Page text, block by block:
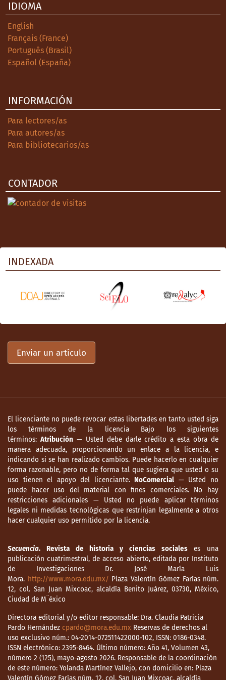
Autónoma de México.
Cornejo, J. (2018). Discriminación y violencia
en el sistema escolar: estrategias de
prevención, manejo y combate. Revista
Brasileira de Educao, 23(72), 1-24.
Corral, M. (2018). La violencia como práctica
cotidiana. El caso de las juventudes LGBTI y
su relación con las instituciones de
Derechos Humanos en México. En R. Forcada
y A. Winton (Coords.), Diversidad sexual,
Nacional de los Derechos Humanos.
sidad-sexual-discriminacion-y-violencia-
reproducción. Última Década, 20(36), 99-
https://ultimadecada.uchile.cl/index.php/
UD/issue/view/5318
Estefan, S. (2013). Discriminación estatal de
a los derechos humanos en Latinoamérica.
Revista Sociedad y Economía, 1(25), 183-
Estrada Montoya, J., y García Becerra, A.
(2010). Reconfiguraciones de género y
vulnerabilidad al VIH / Sida en mujeres
transgénero en Colombia. Gerencia, 9(18),
90-109.
https://revistas.javeriana.edu.co/index.php
/gerepolsal/article/view/2636
Fernández, M., Guerra, P., Concha, V., Neir, M.,
personas con disforia de género. Ciencias
Psicológicas, 13(2), 185-196.
https://www.redalyc.org/journal/4595/4595
61487003/459561487003.pdf
Fleaury, S., Bicudo, V., y Rangel, G. (2013).
Reacciones a la violencia institucional:
estrategias de los pacientes frente al
contraderecho a la salud en Brasil. Salud
Colectiva, 1(9), 11-26.
https://www.scielosp.org/article/scol/2013.v
9n1/11-25/es/
IDIOMA
English
Français (France)
Português (Brasil)
Español (España)
INFORMACIÓN
Para lectores/as
Para autores/as
Para bibliotecarios/as
CONTADOR
INDEXADA
Enviar un artículo
El licenciante no puede revocar estas libertades en tanto usted siga
los términos de la licencia Bajo los siguientes
términos: Atribución — Usted debe darle crédito a esta obra de
manera adecuada, proporcionando un enlace a la licencia, e
indicando si se han realizado cambios. Puede hacerlo en cualquier
forma razonable, pero no de forma tal que sugiera que usted o su
uso tienen el apoyo del licenciante.NoComercial — Usted no
puede hacer uso del material con fines comerciales. No hay
restricciones adicionales — Usted no puede aplicar términos
legales ni medidas tecnológicas que restrinjan legalmente a otros
hacer cualquier uso permitido por la licencia.
Secuencia. Revista de historia y ciencias socialeses una
publicación cuatrimestral, de acceso abierto, editada por Instituto
de Investigaciones Dr. José María Luis
Mora. http://www.mora.edu.mx/ Plaza Valentín Gómez Farías núm.
12, col. San Juan Mixcoac, alcaldía Benito Juárez, 03730, México,
Ciudad de M¨éxico
Directora editorial y/o editor responsable: Dra. Claudia Patricia
Pardo Hernández cpardo@mora.edu.mx Reservas de derechos al
uso exclusivo núm.: 04-2014-072511422000-102, ISSN: 0186-0348.
ISSN electrónico: 2395-8464. Último número: Año 41, Volumen 43,
número 2 (125), mayo-agosto 2026. Responsable de la coordinación
de este número: Yolanda Martínez Vallejo, con domicilio en: Plaza
Valentín Gómez Farías núm. 12, col. San Juan Mixcoac, alcaldía